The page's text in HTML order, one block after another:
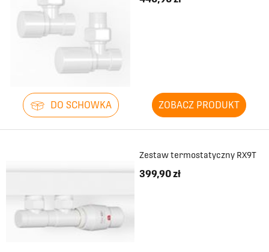
DO SCHOWKA ZOBACZ PRODUKT
Zestaw termostatyczny RX9T
399,90 zł